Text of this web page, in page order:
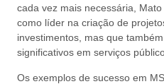
cada vez mais necessária,
como líder na criação de
investimentos, mas que
significativos em serviços
Os exemplos de sucesso em